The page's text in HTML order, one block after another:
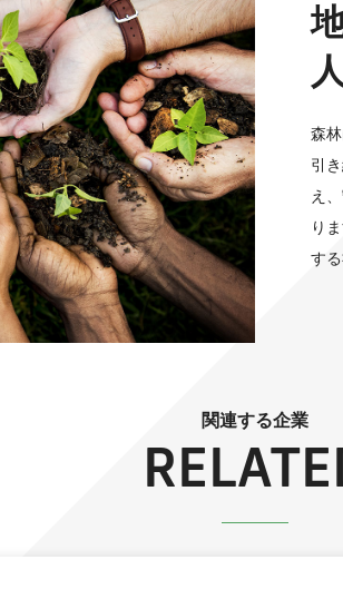
森
引
え
り
す
関連する企業